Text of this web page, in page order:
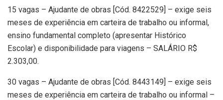
15 vagas – Ajudante de obras [Cód. 8422529] – exige seis
meses de experiência em carteira de trabalho ou informal,
ensino fundamental completo (apresentar Histórico
Escolar) e disponibilidade para viagens – SALÁRIO R$
2.303,00.
30 vagas – Ajudante de obras [Cód. 8443149] – exige seis
meses de experiência em carteira de trabalho ou informal –